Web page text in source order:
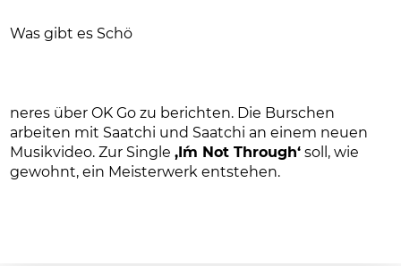
Was gibt es Schö
neres über OK Go zu berichten. Die Burschen
arbeiten mit Saatchi und Saatchi an einem neuen
Musikvideo. Zur Single‚I´m Not Through‘ soll, wie
gewohnt, ein Meisterwerk entstehen.